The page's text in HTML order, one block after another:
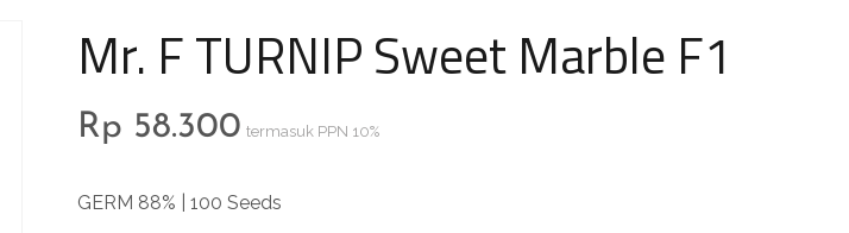
Mr. F TURNIP Sweet Marble F1
Rp 58.300 termasuk PPN 10%
GERM 88% | 100 Seeds